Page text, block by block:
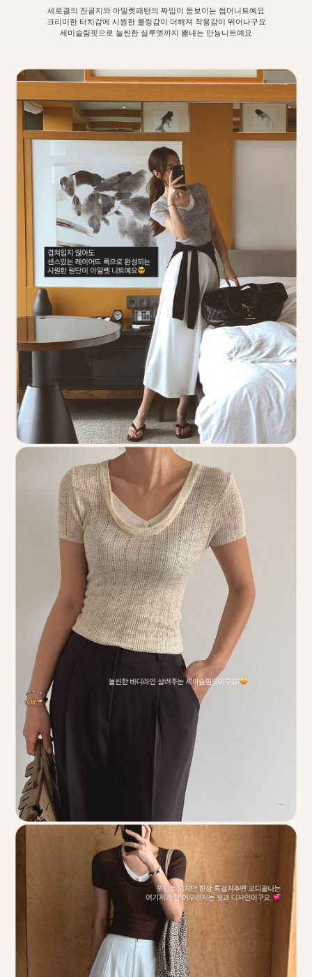
세로결의 잔골지와 아일렛패턴의 짜임이 돋보이는 썸머니트예요
크리미한 터치감에 시원한 쿨링감이 더해져 착용감이 뛰어나구요
세미슬림핏으로 늘씬한 실루엣까지 뽐내는 만능니트예요